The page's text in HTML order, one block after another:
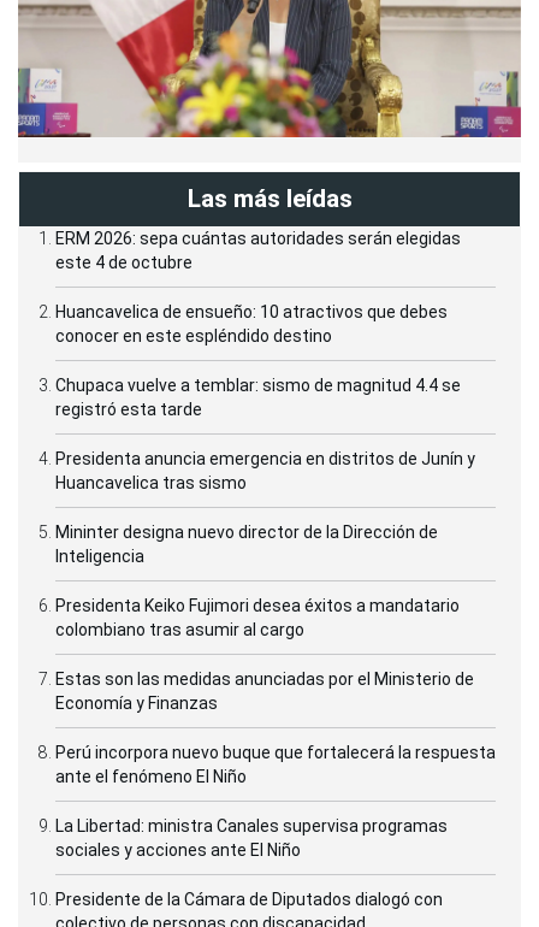
Las más leídas
ERM 2026: sepa cuántas autoridades serán elegidas
este 4 de octubre
Huancavelica de ensueño: 10 atractivos que debes
conocer en este espléndido destino
Chupaca vuelve a temblar: sismo de magnitud 4.4 se
registró esta tarde
Presidenta anuncia emergencia en distritos de Junín y
Huancavelica tras sismo
Mininter designa nuevo director de la Dirección de
Inteligencia
Presidenta Keiko Fujimori desea éxitos a mandatario
colombiano tras asumir al cargo
Estas son las medidas anunciadas por el Ministerio de
Economía y Finanzas
Perú incorpora nuevo buque que fortalecerá la respuesta
ante el fenómeno El Niño
La Libertad: ministra Canales supervisa programas
sociales y acciones ante El Niño
Presidente de la Cámara de Diputados dialogó con